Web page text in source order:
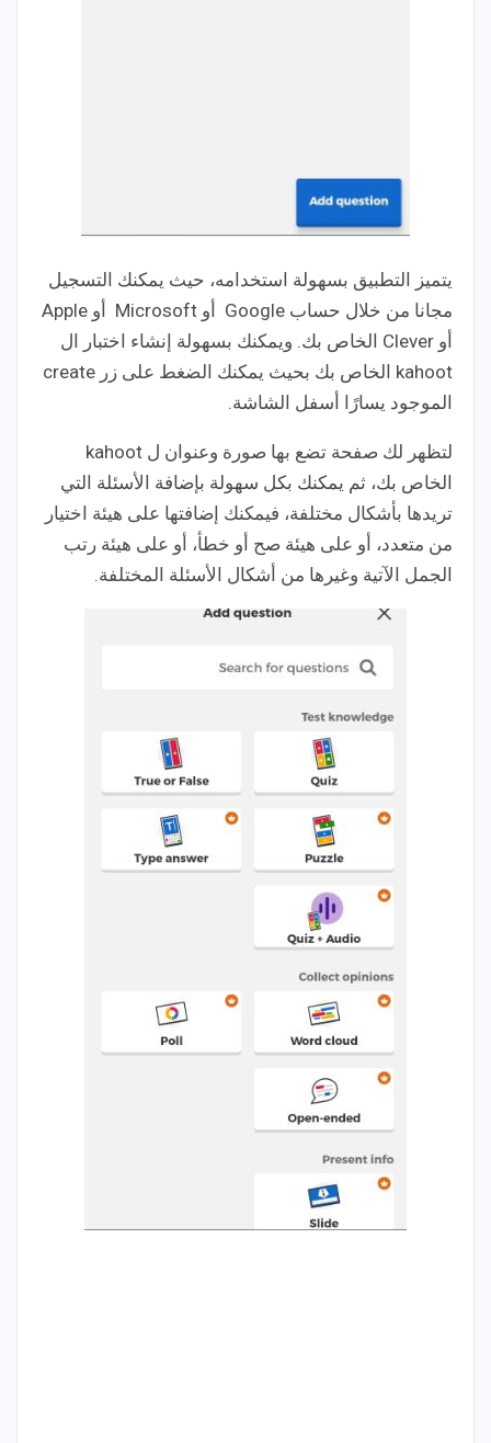
يتميز التطبيق بسهولة استخدامه، حيث يمكنك التسجيل
مجانا من خلال حساب Google أو Microsoft أو Apple
أو Clever الخاص بك. ويمكنك بسهولة إنشاء اختبار ال
kahoot الخاص بك بحيث يمكنك الضغط على زر create
الموجود يسارًا أسفل الشاشة.
لتظهر لك صفحة تضع بها صورة وعنوان ل kahoot
الخاص بك، ثم يمكنك بكل سهولة بإضافة الأسئلة التي
تريدها بأشكال مختلفة، فيمكنك إضافتها على هيئة اختيار
من متعدد، أو على هيئة صح أو خطأ، أو على هيئة رتب
الجمل الآتية وغيرها من أشكال الأسئلة المختلفة.